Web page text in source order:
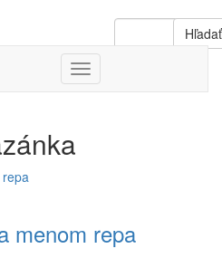
Hľadať
Toggle
Navigation
menom repa